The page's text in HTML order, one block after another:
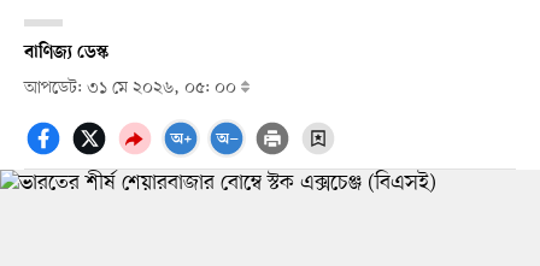
বাণিজ্য ডেস্ক
আপডেট: ৩১ মে ২০২৬, ০৫: ০০